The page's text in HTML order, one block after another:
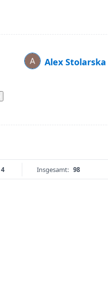
Alex Stolarska
4 Insgesamt: 98